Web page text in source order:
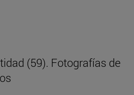
(59). Fotografías de